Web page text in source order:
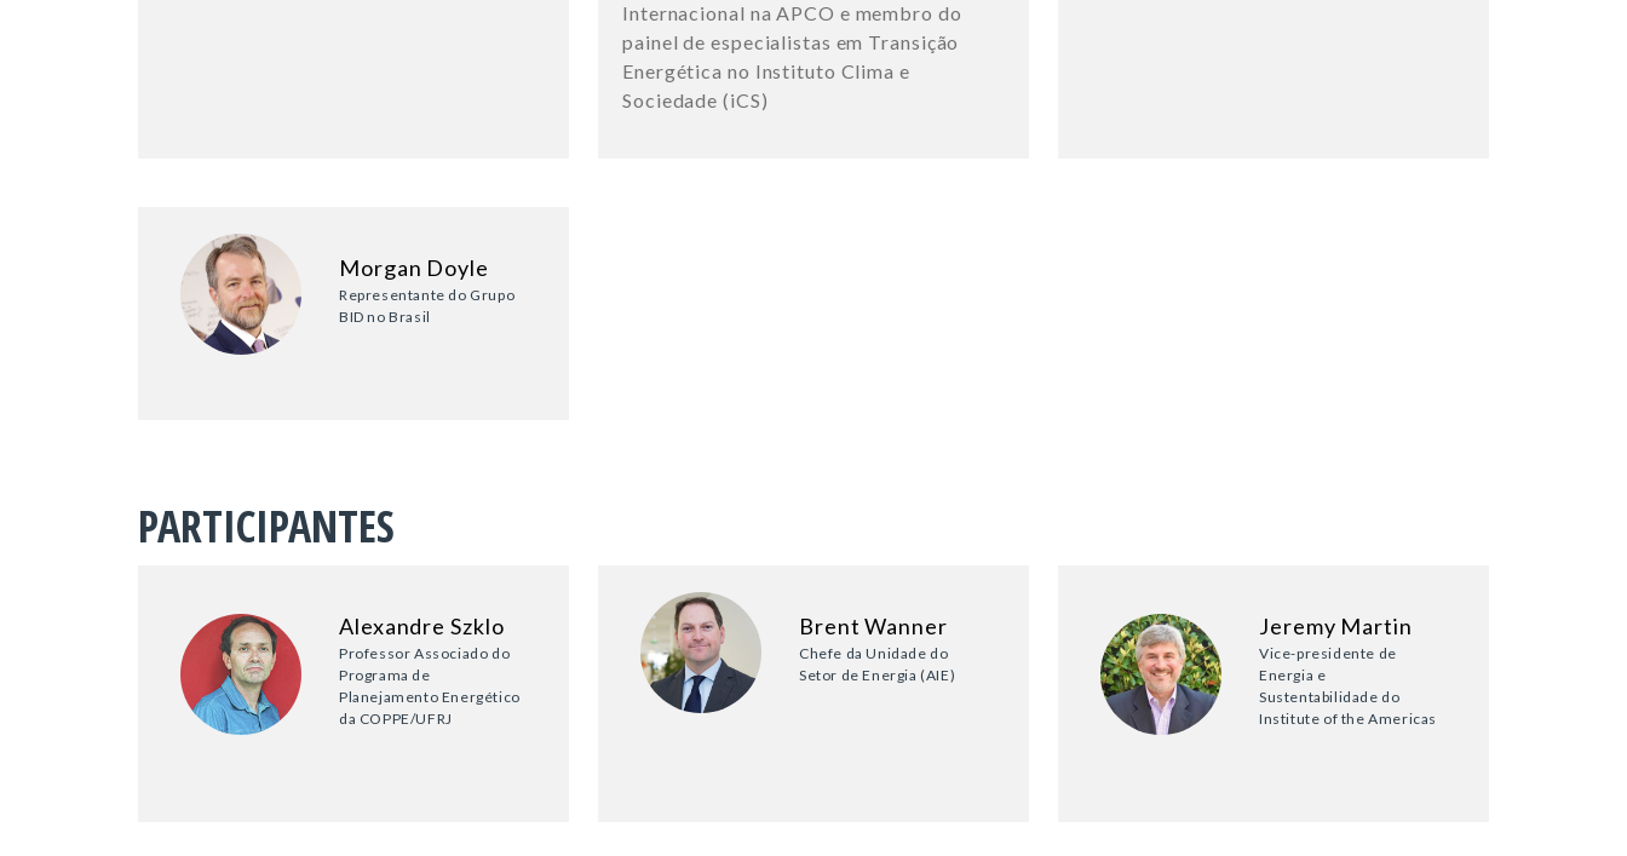
Internacional na APCO e membro do
painel de especialistas em Transição
Energética no Instituto Clima e
Sociedade (iCS)
Morgan Doyle
Representante do Grupo
BID no Brasil
PARTICIPANTES
Alexandre Szklo
Professor Associado do
Programa de
Planejamento Energético
da COPPE/UFRJ
Brent Wanner
Chefe da Unidade do
Setor de Energia (AIE)
Jeremy Martin
Vice-presidente de
Energia e
Sustentabilidade do
Institute of the Americas